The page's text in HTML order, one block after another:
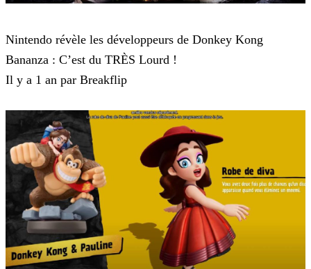
Nintendo révèle les développeurs de Donkey Kong
Bananza : C’est du TRÈS Lourd !
Il y a 1 an par Breakflip